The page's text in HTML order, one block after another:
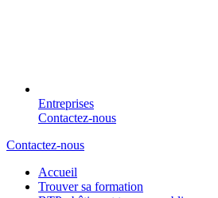
Entreprises
Contactez-nous
Contactez-nous
Accueil
Trouver sa formation